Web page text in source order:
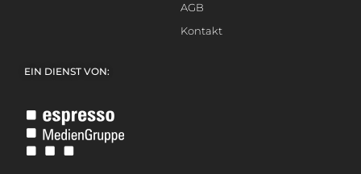
AGB
Kontakt
EIN DIENST VON: